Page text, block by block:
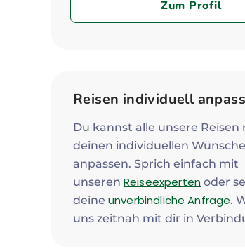
Zum Profil
Reisen individuell
Du kannst alle unsere Reisen
deinen individuellen
anpassen. Sprich einfach mit
unseren Reiseexpertenoder
deine unverbindliche Anfrage.
uns zeitnah mit dir in